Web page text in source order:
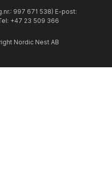
997 671 538) E-post:
+47 23 509 366
Nordic Nest AB